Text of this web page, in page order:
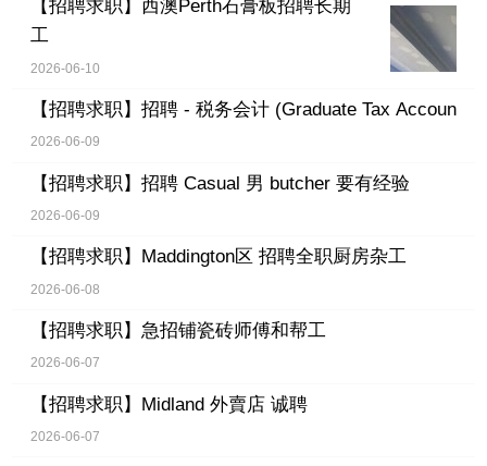
【招聘求职】 西澳Perth石膏板招聘长期
工
2026-06-10
【招聘求职】 招聘 - 税务会计 (Graduate Tax Accoun
2026-06-09
【招聘求职】 招聘 Casual 男 butcher 要有经验
2026-06-09
【招聘求职】 Maddington区 招聘全职厨房杂工
2026-06-08
【招聘求职】 急招铺瓷砖师傅和帮工
2026-06-07
【招聘求职】 Midland 外賣店 诚聘
2026-06-07